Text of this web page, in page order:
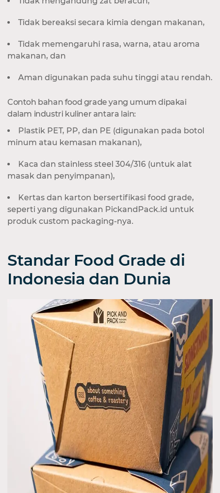
Tidak bereaksi secara kimia dengan makanan,
Tidak memengaruhi rasa, warna, atau aroma
makanan, dan
Aman digunakan pada suhu tinggi atau rendah.
Contoh bahan food grade yang umum dipakai
dalam industri kuliner antara lain:
Plastik PET, PP, dan PE (digunakan pada botol
minum atau kemasan makanan),
Kaca dan stainless steel 304/316 (untuk alat
masak dan penyimpanan),
Kertas dan karton bersertifikasi food grade,
seperti yang digunakan PickandPack.id untuk
produk custom packaging-nya.
Standar Food Grade di
Indonesia dan Dunia